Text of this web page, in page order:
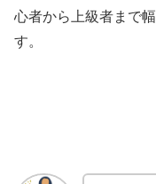
心者から上級者まで
す。